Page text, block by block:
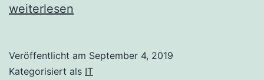
weiterlesen
Veröffentlicht am September 4, 2019
Kategorisiert als IT